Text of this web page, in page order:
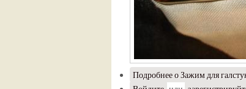
Подробнеео Зажим для